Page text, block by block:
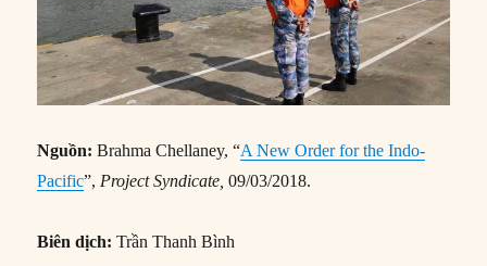
Nguồn:Brahma Chellaney, “A New Order for the Indo-
Pacific”,Project Syndicate,09/03/2018.
Biên dịch:Trần Thanh Bình